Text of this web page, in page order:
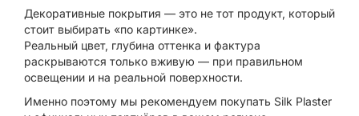
Декоративные покрытия — это не тот продукт, который
стоит выбирать «по картинке».
Реальный цвет, глубина оттенка и фактура
раскрываются только вживую — при правильном
освещении и на реальной поверхности.
Именно поэтому мы рекомендуем покупать Silk Plaster